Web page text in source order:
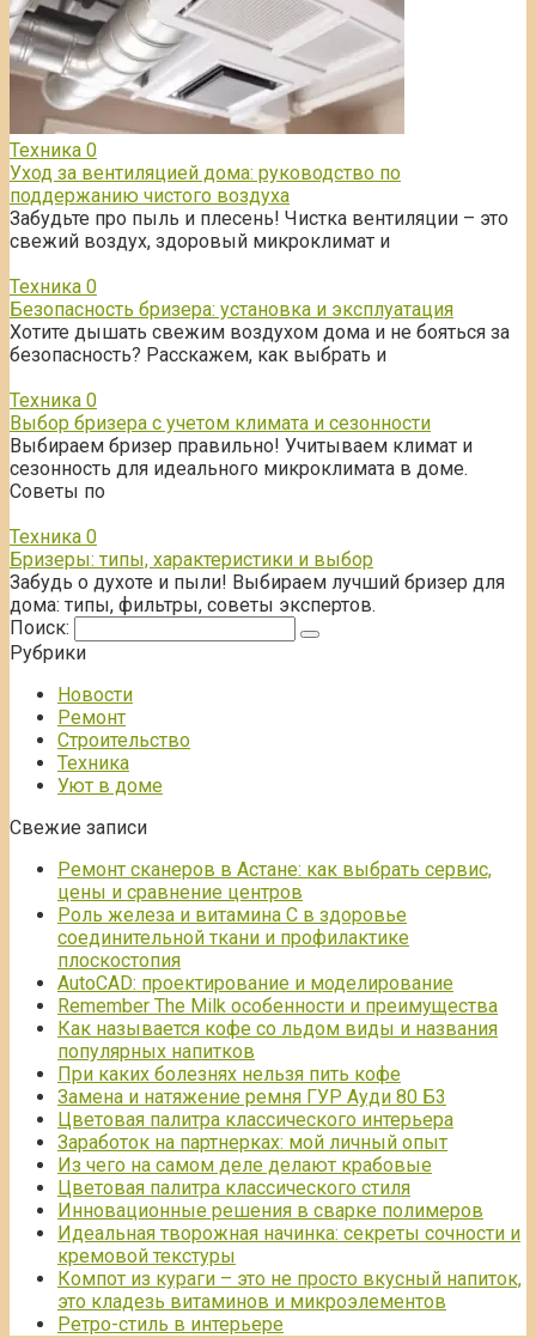
Техника 0
Уход за вентиляцией дома: руководство по
поддержанию чистого воздуха
Забудьте про пыль и плесень! Чистка вентиляции – это
свежий воздух, здоровый микроклимат и
Техника 0
Безопасность бризера: установка и эксплуатация
Хотите дышать свежим воздухом дома и не бояться за
безопасность? Расскажем, как выбрать и
Техника 0
Выбор бризера с учетом климата и сезонности
Выбираем бризер правильно! Учитываем климат и
сезонность для идеального микроклимата в доме.
Советы по
Техника 0
Бризеры: типы, характеристики и выбор
Забудь о духоте и пыли! Выбираем лучший бризер для
дома: типы, фильтры, советы экспертов.
Поиск:
Рубрики
Новости
Ремонт
Строительство
Техника
Уют в доме
Свежие записи
Ремонт сканеров в Астане: как выбрать сервис,
цены и сравнение центров
Роль железа и витамина С в здоровье
соединительной ткани и профилактике
плоскостопия
AutoCAD: проектирование и моделирование
Remember The Milk особенности и преимущества
Как называется кофе со льдом виды и названия
популярных напитков
При каких болезнях нельзя пить кофе
Замена и натяжение ремня ГУР Ауди 80 Б3
Цветовая палитра классического интерьера
Заработок на партнерках: мой личный опыт
Из чего на самом деле делают крабовые
Цветовая палитра классического стиля
Инновационные решения в сварке полимеров
Идеальная творожная начинка: секреты сочности и
кремовой текстуры
Компот из кураги – это не просто вкусный напиток,
это кладезь витаминов и микроэлементов
Ретро-стиль в интерьере